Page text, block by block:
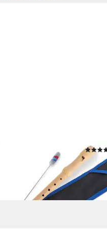
Blockflöte Stella aus edlem
in 3-4 Werktagen bei dir